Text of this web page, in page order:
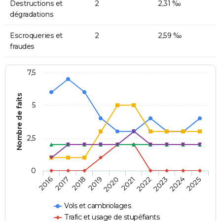
Destructions et
dégradations
2 2,31 ‰
Escroqueries et
fraudes
2 2,59 ‰
Nombre de faits
Vols et cambriolages
Trafic et usage de stupéfiants
20162017 20182019202020212022202320242025
0
2,5
5
7,5